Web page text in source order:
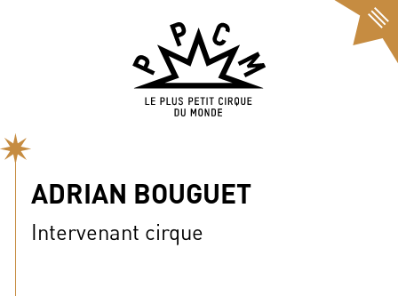
ADRIAN BOUGUET
Intervenant cirque